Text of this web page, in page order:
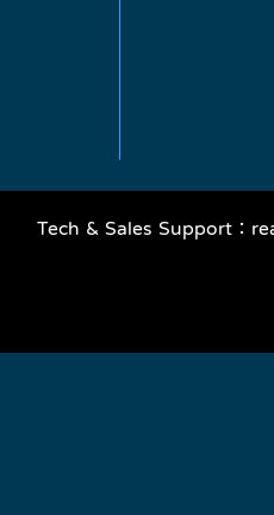
Tech & Sales Support：